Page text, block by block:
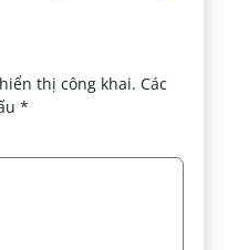
thị công khai. Các
*